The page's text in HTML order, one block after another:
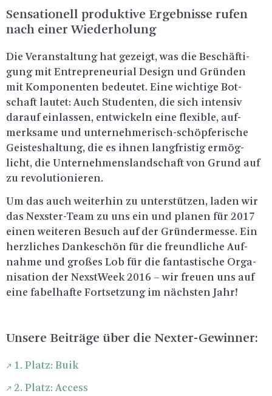
Sen­sa­tio­nell pro­duk­ti­ve Er­geb­nis­se rufen
nach einer Wie­der­ho­lung
Die Ver­an­stal­tung hat ge­zeigt, was die Be­schäf­ti­
gung mit En­tre­pre­neu­ri­al De­sign und Grün­den
mit Kom­po­nen­ten be­deu­tet. Eine wich­ti­ge Bot­
schaft lau­tet: Auch Stu­den­ten, die sich in­ten­siv
dar­auf ein­las­sen, ent­wi­ckeln eine fle­xi­ble, auf­
merk­sa­me und un­ter­neh­me­risch-schöp­fe­ri­sche
Geis­tes­hal­tung, die es ihnen lang­fris­tig er­mög­
licht, die Un­ter­neh­mens­land­schaft von Grund auf
zu re­vo­lu­tio­nie­ren.
Um das auch wei­ter­hin zu un­ter­stüt­zen, laden wir
das Nexs­ter-Team zu uns ein und pla­nen für 2017
einen wei­te­ren Be­such auf der Grün­der­mes­se. Ein
herz­li­ches Dan­ke­schön für die freund­li­che Auf­
nah­me und gro­ßes Lob für die fan­tas­ti­sche Or­ga­
ni­sa­ti­on der Nex­st­Week 2016 – wir freu­en uns auf
eine fa­bel­haf­te Fort­set­zung im nächs­ten Jahr!
Un­se­re Bei­trä­ge über die Nex­ter-Ge­win­ner:
1. Platz: Buik
2. Platz: Ac­cess